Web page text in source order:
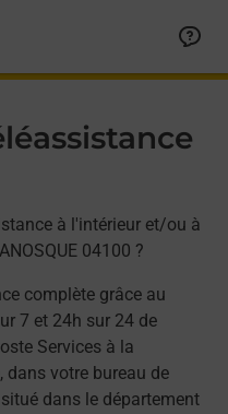
à l'intérieur et/ou à
04100 ?
complète grâce au
7 et 24h sur 24 de
Services à la
dans votre bureau de
dans le département